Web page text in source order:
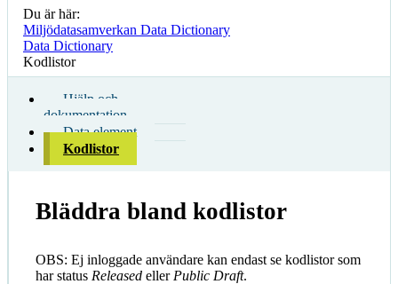
Du är här:
Miljödatasamverkan Data Dictionary
Data Dictionary
Kodlistor
Hjälp och
dokumentation
Data element
Kodlistor
Bläddra bland kodlistor
OBS: Ej inloggade användare kan endast se kodlistor som
har status Released eller Public Draft.